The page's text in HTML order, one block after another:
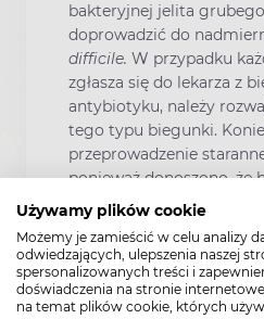
Używamy plików cookie
Możemy je zamieścić w celu analizy
odwiedzających, ulepszenia naszej
spersonalizowanych treści i
doświadczenia na stronie
na temat plików cookie, których
bakteryjnej jelita
doprowadzić do
difficile. W przypadku
zgłasza się do lekarza z
antybiotyku, należy
tego typu biegunki.
przeprowadzenie
ponieważ donoszono, że
Clostridium difficile
miesiące po podaniu
związku z tym należy
klarytromycyny
Należy przeprowadzić